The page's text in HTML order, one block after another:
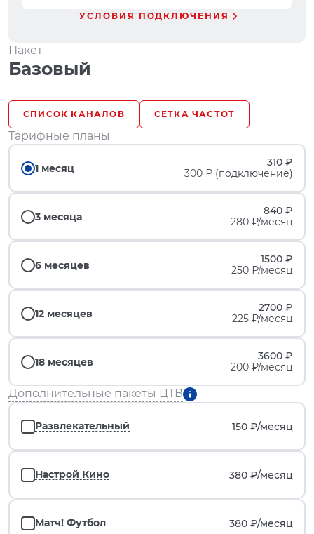
УСЛОВИЯ ПОДКЛЮЧЕНИЯ
Пакет
Базовый
СПИСОК КАНАЛОВ СЕТКА ЧАСТОТ
Тарифные планы
1 месяц
310 ₽
300 ₽ (подключение)
3 месяца
840 ₽
280 ₽/месяц
6 месяцев
1500 ₽
250 ₽/месяц
12 месяцев
2700 ₽
225 ₽/месяц
18 месяцев
3600 ₽
200 ₽/месяц
Дополнительные пакеты ЦТВ
Развлекательный 150 ₽/месяц
Настрой Кино 380 ₽/месяц
Матч! Футбол 380 ₽/месяц